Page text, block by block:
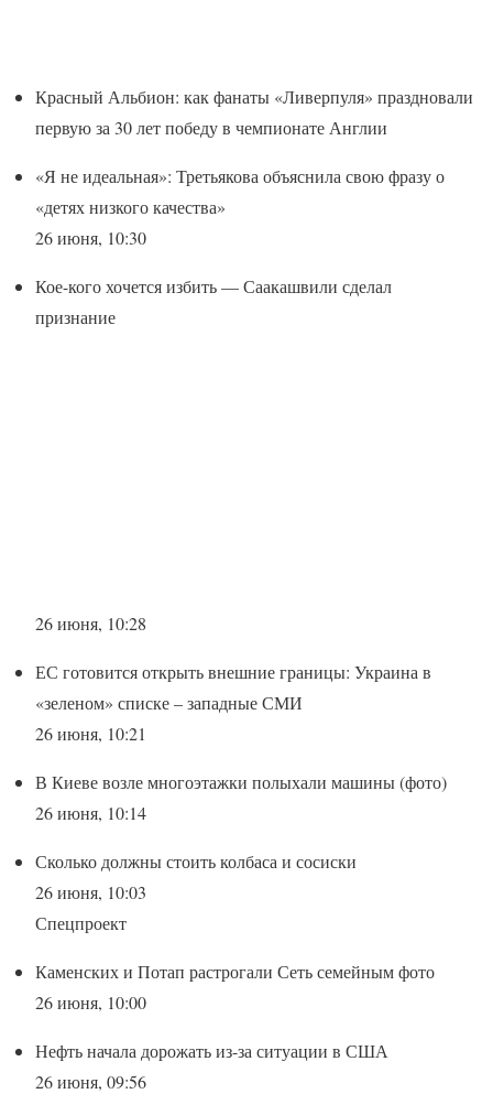
Красный Альбион: как фанаты «Ливерпуля» праздновали
первую за 30 лет победу в чемпионате Англии
«Я не идеальная»: Третьякова объяснила свою фразу о
«детях низкого качества»
26 июня, 10:30
Кое-кого хочется избить — Саакашвили сделал
признание
26 июня, 10:28
ЕС готовится открыть внешние границы: Украина в
«зеленом» списке – западные СМИ
26 июня, 10:21
В Киеве возле многоэтажки полыхали машины (фото)
26 июня, 10:14
Сколько должны стоить колбаса и сосиски
26 июня, 10:03
Спецпроект
Каменских и Потап растрогали Сеть семейным фото
26 июня, 10:00
Нефть начала дорожать из-за ситуации в США
26 июня, 09:56